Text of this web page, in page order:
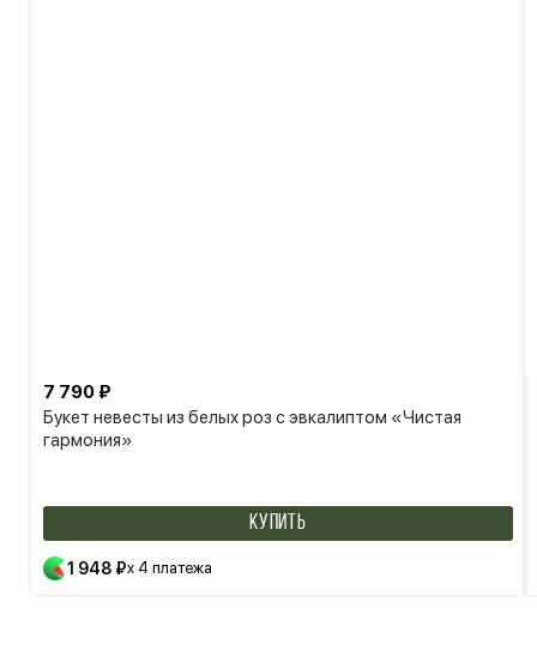
Букет невесты из белых роз с эвкалиптом «Чистая
гармония»
7 790 ₽
КУПИТЬ
1 948 ₽x 4 платежа